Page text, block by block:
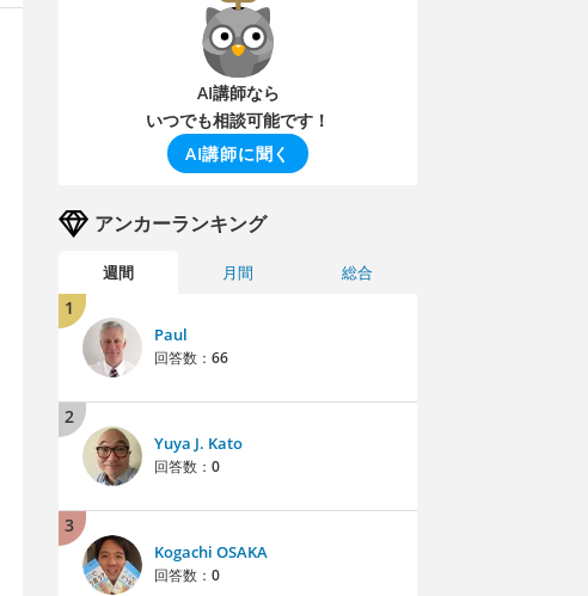
AI講師なら
いつでも相談可能です！
AI講師に聞く
アンカーランキング
週間 月間 総合
1
Paul
回答数： 66
2
Yuya J. Kato
回答数： 0
3
Kogachi OSAKA
回答数： 0